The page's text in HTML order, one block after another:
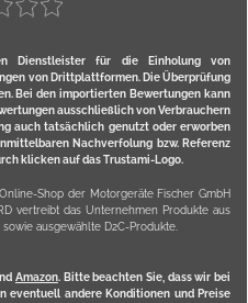
Dienstleister für die Einholung von
von Drittplattformen. Die Überprüfung
Bei den importierten Bewertungen kann
ausschließlich von Verbrauchern
auch tatsächlich genutzt oder erworben
Nachverfolung bzw. Referenz
klicken auf das Trustami-Logo.
Shop der Motorgeräte Fischer GmbH
vertreibt das Unternehmen Produkte aus
ausgewählte D2C-Produkte.
Amazon. Bitte beachten Sie, dass wir bei
eventuell andere Konditionen und Preise